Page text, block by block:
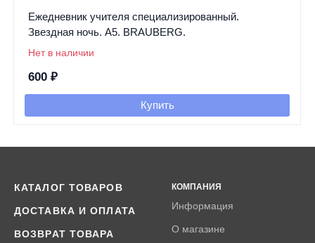
Ежедневник учителя специализированный.
Звездная ночь. А5. BRAUBERG.
Нет в наличии
600 ₽
Купить
КАТАЛОГ ТОВАРОВ
ДОСТАВКА И ОПЛАТА
ВОЗВРАТ ТОВАРА
КОМПАНИЯ
Информация
О магазине